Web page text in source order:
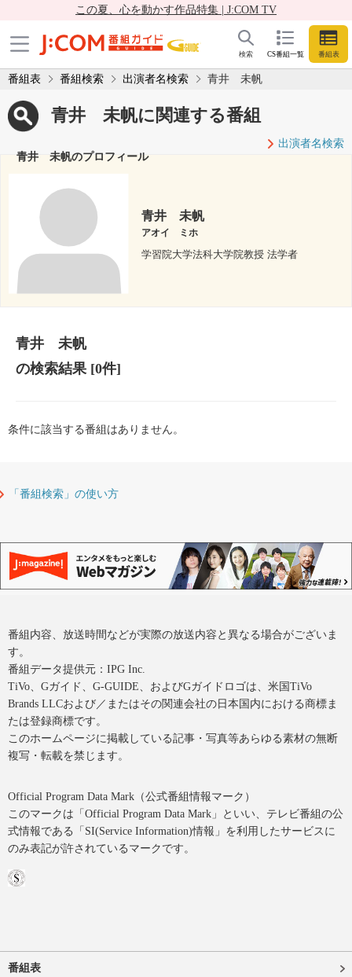
この夏、心を動かす作品特集 | J:COM TV
CS番組一覧 番組表
検索
番組表 番組検索 出演者名検索 青井 未帆
青井 未帆に関連する番組
出演者名検索
青井 未帆のプロフィール
青井 未帆
アオイ ミホ
学習院大学法科大学院教授 法学者
青井 未帆
の検索結果[0件]
条件に該当する番組はありません。
「番組検索」の使い方
番組内容、放送時間などが実際の放送内容と異なる場合がございま
す。
番組データ提供元：IPG Inc.
TiVo、Gガイド、G-GUIDE、およびGガイドロゴは、米国TiVo
Brands LLCおよび／またはその関連会社の日本国内における商標ま
たは登録商標です。
このホームページに掲載している記事・写真等あらゆる素材の無断
複写・転載を禁じます。
Official Program Data Mark（公式番組情報マーク）
このマークは「Official Program Data Mark」といい、テレビ番組の公
式情報である「SI(Service Information)情報」を利用したサービスに
のみ表記が許されているマークです。
番組表